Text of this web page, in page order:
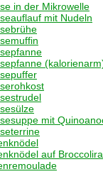
in der Mikrowelle
mit Nudeln
mit
auf